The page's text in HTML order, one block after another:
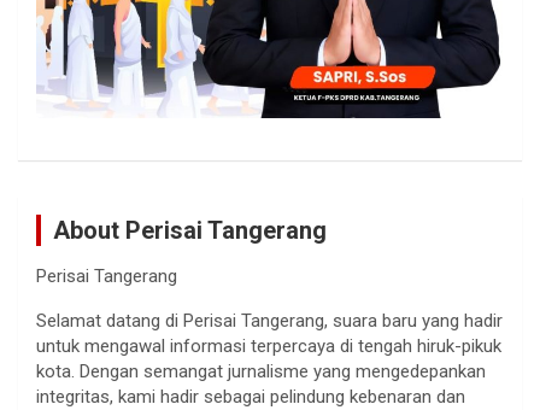
About Perisai Tangerang
Perisai Tangerang
Selamat datang di Perisai Tangerang, suara baru yang hadir
untuk mengawal informasi terpercaya di tengah hiruk-pikuk
kota. Dengan semangat jurnalisme yang mengedepankan
integritas, kami hadir sebagai pelindung kebenaran dan